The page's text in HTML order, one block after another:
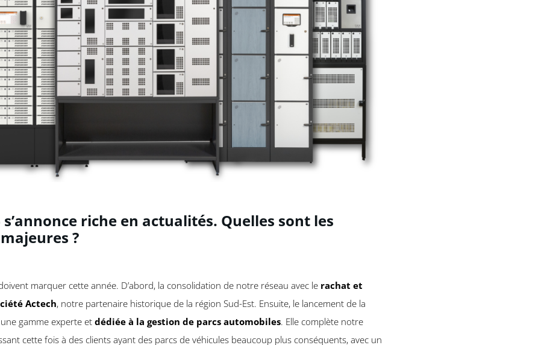
s’annonce riche en actualités. Quelles sont les
?
marquer cette année. D’abord, la consolidation de notre réseau avec le rachat et
Actech, notre partenaire historique de la région Sud-Est. Ensuite, le lancement de la
gamme experte etdédiée à la gestion de parcs automobiles. Elle complète notre
cette fois à des clients ayant des parcs de véhicules beaucoup plus conséquents, avec un